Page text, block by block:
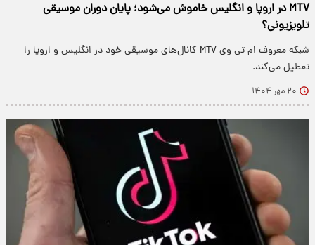
MTV در اروپا و انگلیس خاموش می‌شود؛ پایان دوران موسیقی
تلویزیونی؟
شبکه معروف ام تی وی MTV کانال‌های موسیقی خود در انگلیس و اروپا را
تعطیل می‌کند.
۲۰ مهر ۱۴۰۴